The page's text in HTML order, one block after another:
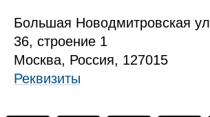
Большая Новодмитровская ул
36, строение 1
Москва, Россия, 127015
Реквизиты